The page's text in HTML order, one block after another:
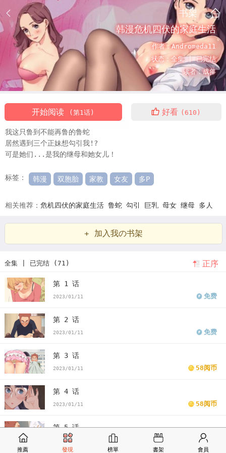
书架
韩漫危机四伏的家庭生活
作者：Andromeda11
状态： 全集 |已完结
读者：成年
开始阅读 (第1话) 好看 (610)
我这只鲁到不能再鲁的鲁蛇
居然遇到三个正妹想勾引我!?
可是她们...是我的继母和她女儿！
标签： 韩漫 双胞胎 家教 女友 多P
相关推荐： 危机四伏的家庭生活 鲁蛇 勾引 巨乳 母女 继母 多人
危机四伏的家庭生活全集危机四伏的家庭生活pdf危机四伏的家庭
生活漫画作者是谁危机四伏的家庭生活23免费危机四伏的家庭生活
台漫 危机四伏的家庭生活第10话 危机四伏的家庭生活漫画全集危
机四伏的家庭生活结局
伏的家庭生活 危机四伏的家庭生活漫画免
版危机四伏的家庭生活漫画最新话 危机四伏的家庭生活漫画汗汗漫画
危机四伏的家庭生活漫画歪歪漫画
危机四伏的家庭生活漫画完整 危机四伏的家庭生活免费版下拉式
+ 加入我の书架
全集 | 已完结 (71) 正序
第 1 话
2023/01/11 免费
第 2 话
2023/01/11 免费
第 3 话
2023/01/11 58阅币
第 4 话
2023/01/11 58阅币
第 5 话
2023/01/11 58阅币
推薦 發現 榜單 書架 會員